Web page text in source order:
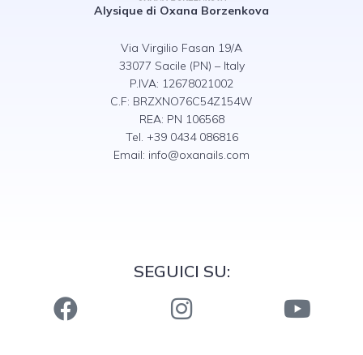
Alysique di Oxana Borzenkova
Via Virgilio Fasan 19/A
33077 Sacile (PN) – Italy
P.IVA: 12678021002
C.F: BRZXNO76C54Z154W
REA: PN 106568
Tel. +39 0434 086816
Email: info@oxanails.com
SEGUICI SU: